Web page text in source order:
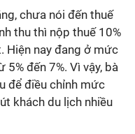
chưa nói đến thuế
thu thì nộp thuế 10%
Hiện nay đang ở mức
đến 7%. Vì vậy, bà
để điều chỉnh mức
khách du lịch nhiều